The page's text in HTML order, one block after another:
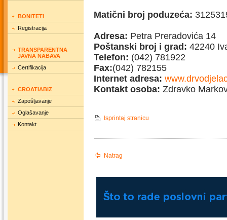
BONITETI
Registracija
TRANSPARENTNA
JAVNA NABAVA
Certifikacija
CROATIABIZ
Zapošljavanje
Oglašavanje
Kontakt
Matični broj poduzeća:
Adresa: Petra Preradovića 14
Poštanski broj i grad: 42240
Telefon: (042) 781922
Fax:(042) 782155
Internet adresa:
Kontakt osoba: Zdravko
Isprintaj stranicu
Natrag